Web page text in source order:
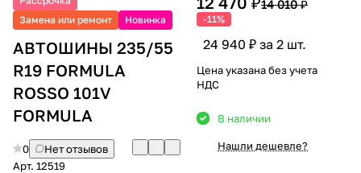
Замена или ремонт
Новинка
АВТОШИНЫ 235/55
R19 FORMULA
ROSSO 101V
FORMULA
0
Нет отзывов
Арт. 12519
14 010 ₽
-11%
24 940 ₽ за 2 шт.
Цена указана без учета
НДС
В наличии
Нашли дешевле?